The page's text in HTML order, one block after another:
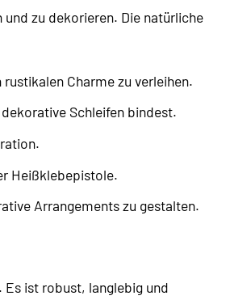
zu dekorieren. Die natürliche
Charme zu verleihen.
Schleifen bindest.
Heißklebepistole.
Arrangements zu gestalten.
Es ist robust, langlebig und